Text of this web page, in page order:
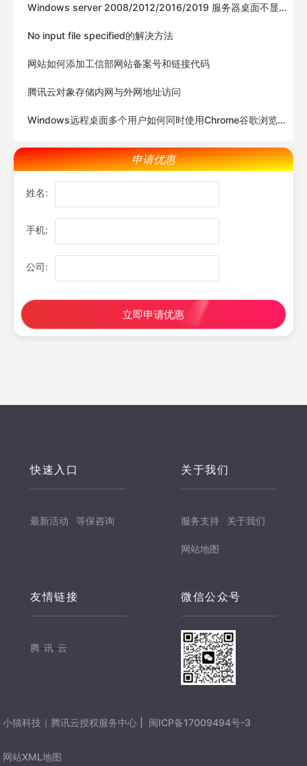
Windows server 2008/2012/2016/2019 服务器桌面不显
No input file specified的解决方法
网站如何添加工信部网站备案号和链接代码
腾讯云对象存储内网与外网地址访问
Windows远程桌面多个用户如何同时使用Chrome谷歌浏览
申请优惠
姓名:
手机:
公司:
立即申请优惠
快速入口
最新活动 等保咨询
关于我们
服务支持 关于我们
网站地图
友情链接
腾-讯-云
微信公众号
小猫科技｜腾讯云授权服务中心 | 闽ICP备17009494号-3
网站XML地图